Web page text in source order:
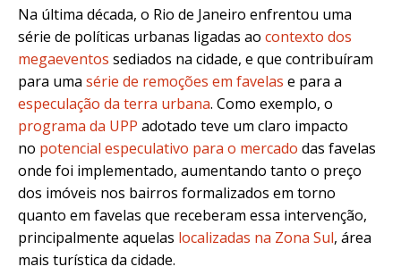
Na última década, o Rio de Janeiro enfrentou uma
série de políticas urbanas ligadas ao contexto dos
megaeventos sediados na cidade, e que contribuíram
para uma série de remoções em favelas e para a
especulação da terra urbana. Como exemplo, o
programa da UPP adotado teve um claro impacto
no potencial especulativo para o mercado das favelas
onde foi implementado, aumentando tanto o preço
dos imóveis nos bairros formalizados em torno
quanto em favelas que receberam essa intervenção,
principalmente aquelas localizadas na Zona Sul, área
mais turística da cidade.